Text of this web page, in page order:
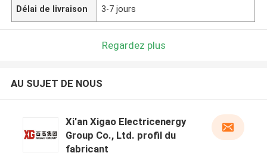
Délai de livraison 3-7 jours
Regardez plus
AU SUJET DE NOUS
Xi'an Xigao Electricenergy
Group Co., Ltd. profil du
fabricant